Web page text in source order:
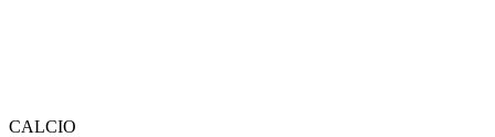
CALCIO